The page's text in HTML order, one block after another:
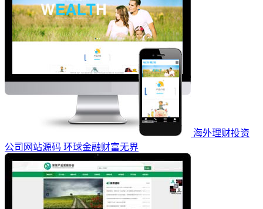
海外理财投资
公司网站源码 环球金融财富无界